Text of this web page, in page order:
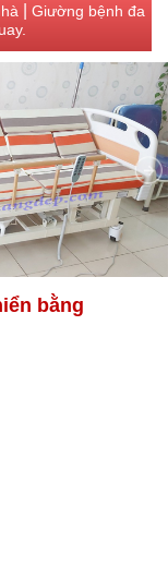
Giường bệnh đa
bằng